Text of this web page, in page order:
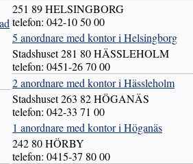
251 89 HELSINGBORG
telefon: 042-10 50 00
5 anordnare med kontor i Helsingborg
Stadshuset 281 80 HÄSSLEHOLM
telefon: 0451-26 70 00
2 anordnare med kontor i Hässleholm
Stadshuset 263 82 HÖGANÄS
telefon: 042-33 71 00
1 anordnare med kontor i Höganäs
242 80 HÖRBY
telefon: 0415-37 80 00